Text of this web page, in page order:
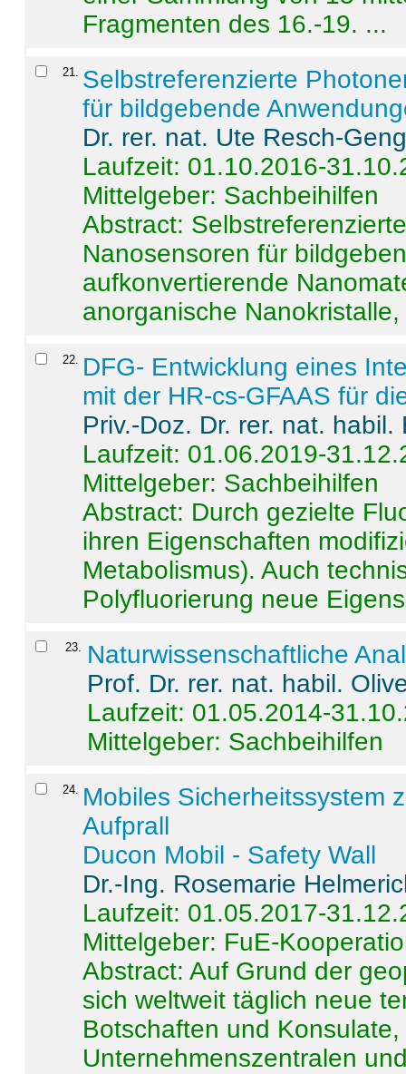
Fragmenten des 16.-19. ...
21
Selbstreferenzierte
für bildgebende
Dr. rer. nat. Ute Resch-
Laufzeit: 01.10.2016-
Mittelgeber: Sachbeihilfen
Abstract:
Nanosensoren für
aufkonvertierende
anorganische
22
DFG- Entwicklung eines
mit der HR-cs-GFAAS für
Priv.-Doz. Dr. rer. nat.
Laufzeit: 01.06.2019-
Mittelgeber: Sachbeihilfen
Abstract: Durch gezielte
ihren Eigenschaften
Metabolismus). Auch
Polyfluorierung neue
23. Naturwissenschaftliche
Prof. Dr. rer. nat. habil.
Laufzeit: 01.05.2014-
Mittelgeber: Sachbeihilfen
24. Mobiles Sicherheitssystem
Aufprall
Ducon Mobil - Safety Wall
Dr.-Ing. Rosemarie
Laufzeit: 01.05.2017-
Mittelgeber: FuE-
Abstract:Auf Grund der
sich weltweit täglich neue
Botschaften und
Unternehmenszentralen